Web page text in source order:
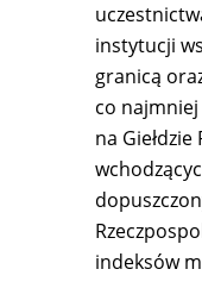
instytucji
granicą
co najmniej
na
indeksów